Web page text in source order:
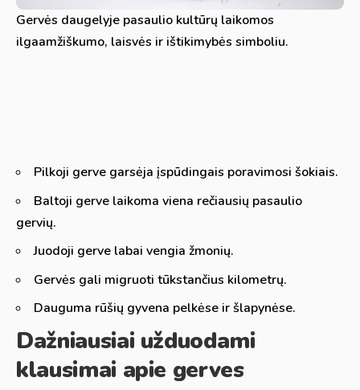
Gervės daugelyje pasaulio kultūrų laikomos
ilgaamžiškumo, laisvės ir ištikimybės simboliu.
Pilkoji gerve garsėja įspūdingais poravimosi šokiais.
Baltoji gerve laikoma viena rečiausių pasaulio
gervių.
Juodoji gerve labai vengia žmonių.
Gervės gali migruoti tūkstančius kilometrų.
Dauguma rūšių gyvena pelkėse ir šlapynėse.
Dažniausiai užduodami
klausimai apie gerves